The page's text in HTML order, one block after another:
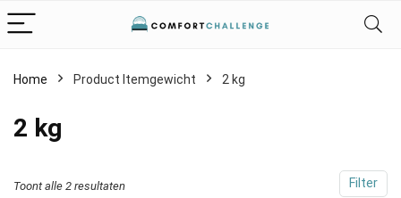
Home Product Itemgewicht ‎2 kg
‎2 kg
Filter
Toont alle 2 resultaten